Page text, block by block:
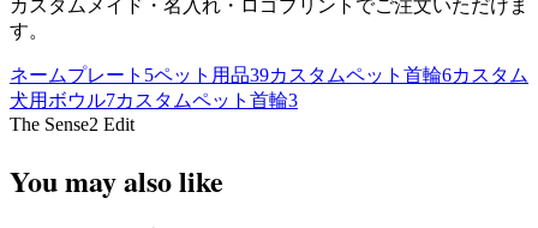
カスタムメイド・名入れ・ロゴプリントでご注文いただけま
す。
ネームプレート 5ペット用品39カスタムペット首輪6カスタム
犬用ボウル7カスタムペット首輪3
The Sense2 Edit
You may also like